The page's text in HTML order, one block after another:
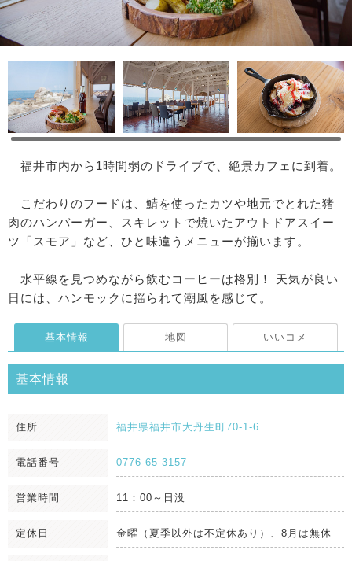
福井市内から1時間弱のドライブで、絶景カフェに到着。
こだわりのフードは、鯖を使ったカツや地元でとれた猪
肉のハンバーガー、スキレットで焼いたアウトドアスイー
ツ「スモア」など、ひと味違うメニューが揃います。
水平線を見つめながら飲むコーヒーは格別！ 天気が良い
日には、ハンモックに揺られて潮風を感じて。
基本情報 地図 いいコメ
基本情報
住所 福井県福井市大丹生町70-1-6
電話番号 0776-65-3157
営業時間 11：00～日没
定休日 金曜（夏季以外は不定休あり）、8月は無休